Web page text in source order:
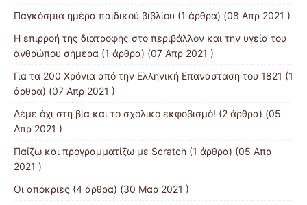
Παγκόσμια ημέρα παιδικού βιβλίου (1 άρθρα) (08 Απρ 2021 )
Η επιρροή της διατροφής στο περιβάλλον και την υγεία του
ανθρώπου σήμερα (1 άρθρα) (07 Απρ 2021 )
Για τα 200 Χρόνια από την Ελληνική Επανάσταση του 1821 (1
άρθρα) (07 Απρ 2021 )
Λέμε όχι στη βία και το σχολικό εκφοβισμό! (2 άρθρα) (05
Απρ 2021 )
Παίζω και προγραμματίζω με Scratch (1 άρθρα) (05 Απρ
2021 )
Οι απόκριες (4 άρθρα) (30 Μαρ 2021 )